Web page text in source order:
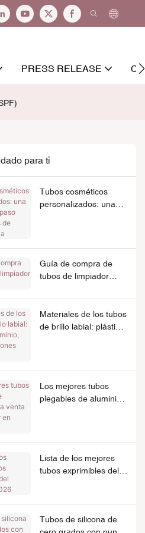
PRESS RELEASE
para ti
Tubos cosméticos
personalizados: una
Guía de compra de
tubos de limpiador
Materiales de los tubos
de brillo labial: plástico,
Los mejores tubos
plegables de aluminio
Lista de los mejores
tubos exprimibles del
Tubos de silicona de